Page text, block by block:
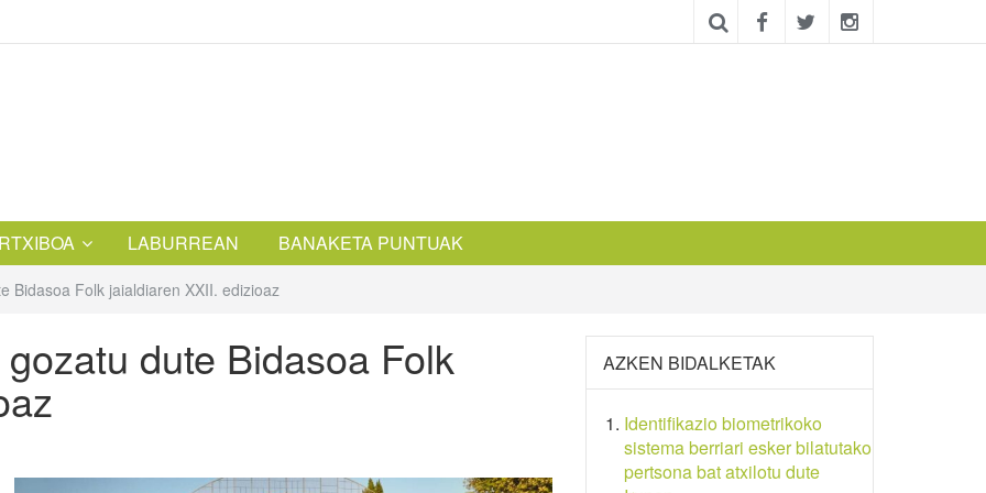
LABURREAN BANAKETA PUNTUAK
Bidasoa Folk jaialdiaren XXII. edizioaz
dute Bidasoa Folk AZKEN BIDALKETAK
Identifikazio biometrikoko
sistema berriari esker bilatutako
pertsona bat atxilotu dute